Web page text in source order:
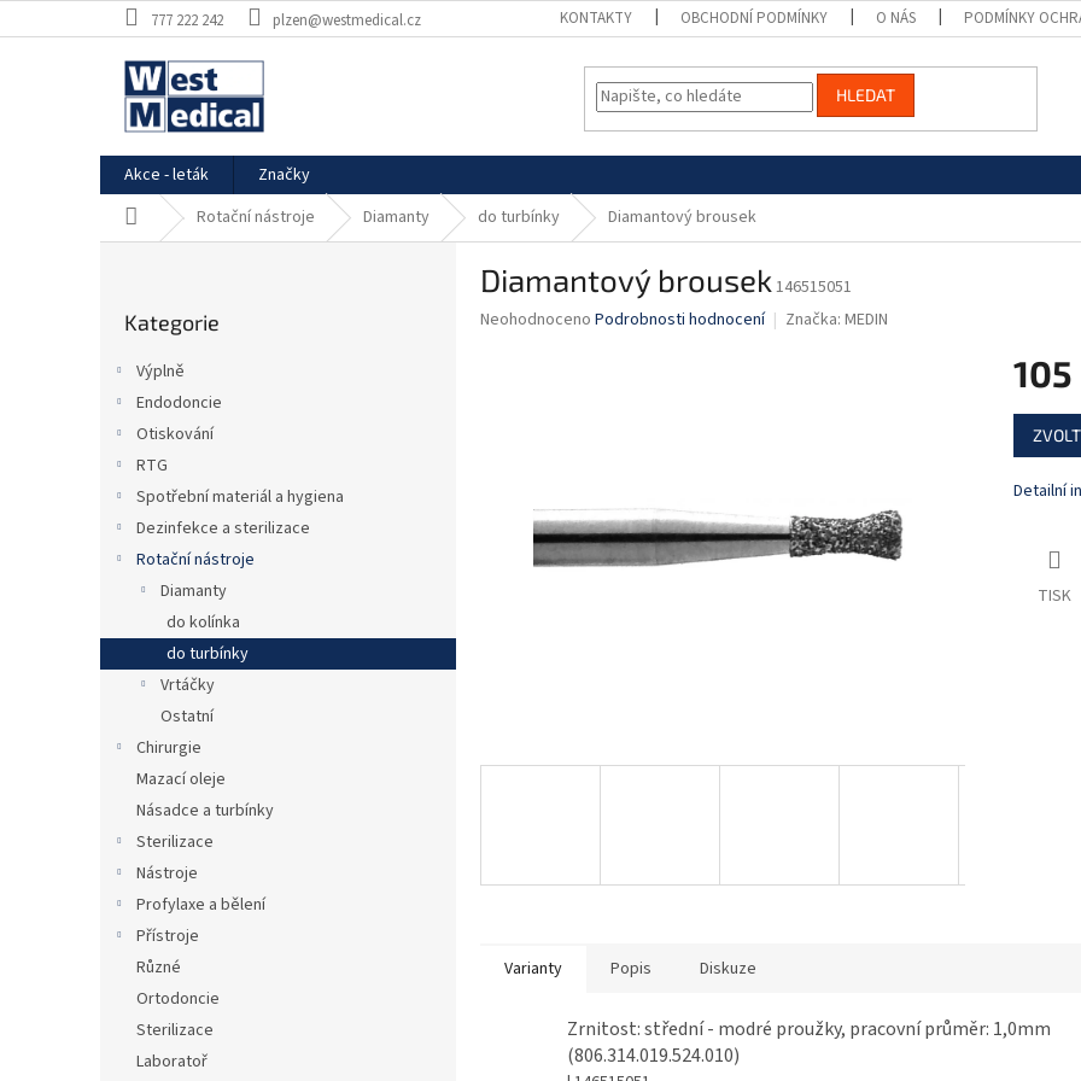
na
777 222 242 plzen@westmedical.cz KONTAKTY OBCHODNÍ PODMÍNKY O NÁS PODMÍNKY
HLEDAT
Akce - leták
Značky
Domů Rotační nástroje Diamanty do turbínky Diamantový brousek
kategorie
Kategorie
Výplně
Endodoncie
Otiskování
RTG
Spotřební materiál a hygiena
Dezinfekce a sterilizace
Rotační nástroje
Diamanty
do kolínka
do turbínky
Vrtáčky
Ostatní
Chirurgie
Mazací oleje
Násadce a turbínky
Sterilizace
Nástroje
Profylaxe a bělení
Přístroje
Různé
Ortodoncie
Sterilizace
Laboratoř
Diamantový brousek 146515051
Průměrné
Neohodnoceno Podrobnosti hodnocení Značka: MEDIN
105
Měrná
cena:
Detailní
TISK
Varianty Popis Diskuze
Zrnitost: střední - modré proužky, pracovní průměr: 1,0mm
(806.314.019.524.010)